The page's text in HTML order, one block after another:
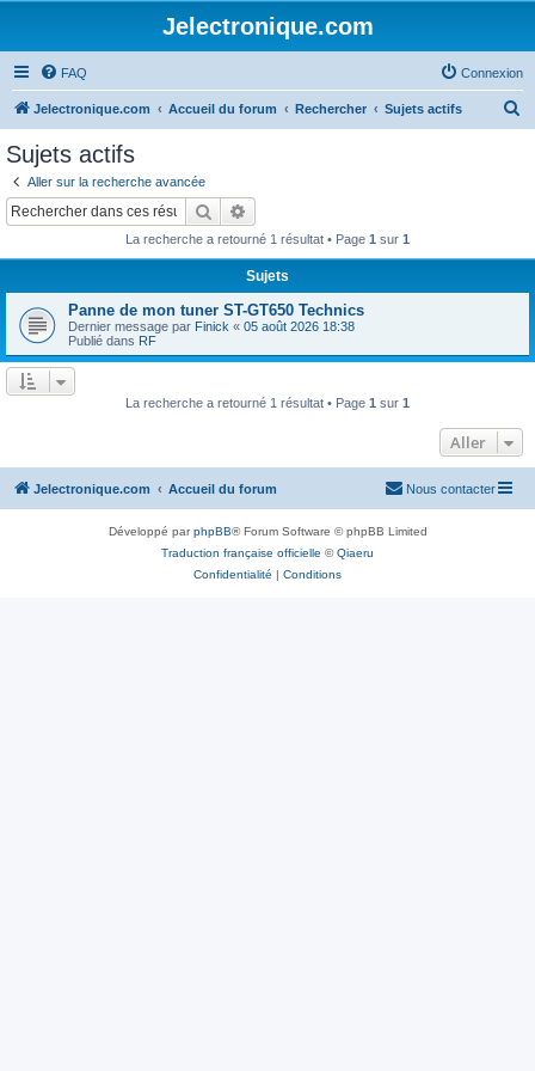
Jelectronique.com
FAQ Connexion
Jelectronique.com Accueil du forum Rechercher Sujets actifs
r
Sujets actifs
Aller sur la recherche avancée
Rechercher
La recherche a retourné 1 résultat • Page 1 sur 1
Sujets
Panne de mon tuner ST-GT650 Technics
Dernier message par Finick « 05 août 2026 18:38
Publié dans RF
La recherche a retourné 1 résultat • Page 1 sur 1
Aller
Jelectronique.com Accueil du forum Nous contacter
Développé parphpBB® Forum Software © phpBB Limited
Traduction française officielle ©Qiaeru
Confidentialité | Conditions